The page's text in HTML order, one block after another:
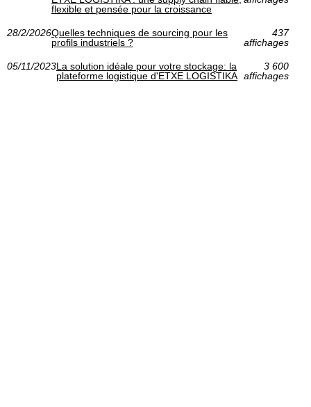
flexible et pensée pour la croissance
28/2/2026Quelles techniques de sourcing pour les
profils industriels ?
437
affichages
05/11/2023La solution idéale pour votre stockage: la
plateforme logistique d'ETXE LOGISTIKA
3 600
affichages